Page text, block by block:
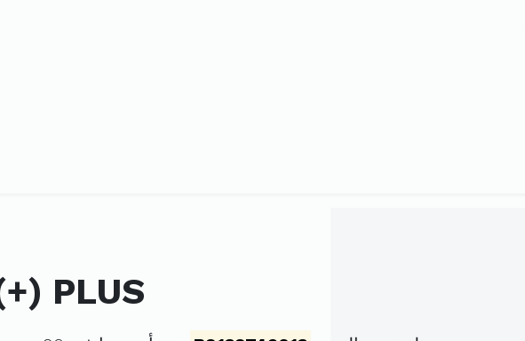
PLUS